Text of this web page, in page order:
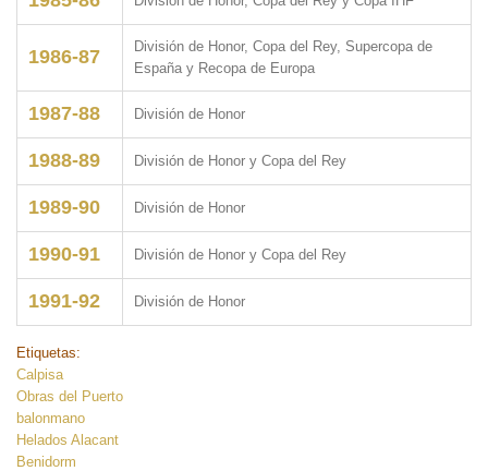
1986-87
División de Honor, Copa del Rey, Supercopa de
España y Recopa de Europa
1987-88 División de Honor
1988-89 División de Honor y Copa del Rey
1989-90 División de Honor
1990-91 División de Honor y Copa del Rey
1991-92 División de Honor
Etiquetas:
Calpisa
Obras del Puerto
balonmano
Helados Alacant
Benidorm